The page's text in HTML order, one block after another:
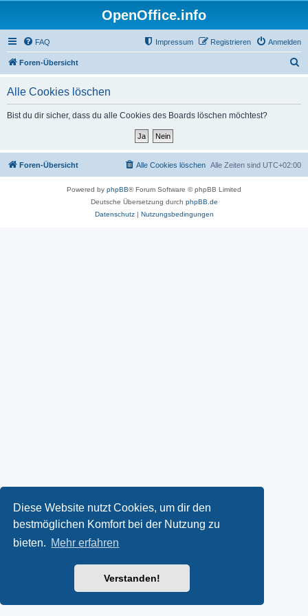
Diese Website nutzt Cookies, um dir den
bestmöglichen Komfort bei der Nutzung zu
bieten. Mehr erfahren
Verstanden!
OpenOffice.info
FAQ Anmelden
Registrieren
Impressum
Foren-Übersicht
Alle Cookies löschen
Bist du dir sicher, dass du alle Cookies des Boards löschen möchtest?
Foren-Übersicht Alle Zeiten sind UTC+02:00
Alle Cookies löschen
Powered by phpBB® Forum Software © phpBB Limited
Deutsche Übersetzung durch phpBB.de
Datenschutz| Nutzungsbedingungen